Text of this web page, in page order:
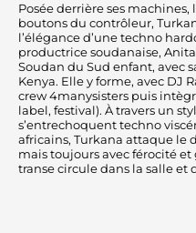
Posée derrière ses
boutons du contrôleur,
l’élégance d’une techno
productrice soudanaise,
Soudan du Sud enfant, avec
Kenya. Elle y forme, avec DJ
crew 4manysisters puis
label, festival). À travers un
s’entrechoquent techno
africains, Turkana attaque le
mais toujours avec férocité et
transe circule dans la salle et